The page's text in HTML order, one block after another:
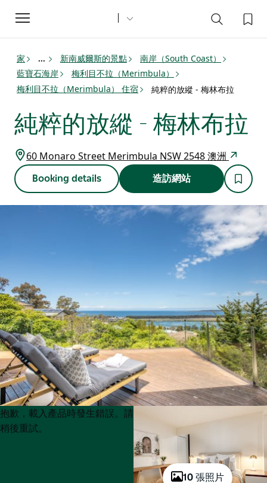
Toggle
navigation
家 ... 新南威爾斯的景點
南岸（South Coast）
藍寶石海岸
梅利目不拉（Merimbula）
梅利目不拉（Merimbula） 住宿
純粹的放縱 - 梅林布拉
純粹的放縱 - 梅林布拉
60 Monaro Street Merimbula NSW 2548 澳洲
Booking details 造訪網站
10 張照片
Product
List
Product
List
抱歉，載入產品時發生錯誤。請
稍後重試。